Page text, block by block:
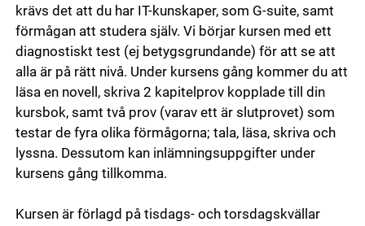
krävs det att du har IT-kunskaper, som G-suite, samt
förmågan att studera själv. Vi börjar kursen med ett
diagnostiskt test (ej betygsgrundande) för att se att
alla är på rätt nivå. Under kursens gång kommer du att
läsa en novell, skriva 2 kapitelprov kopplade till din
kursbok, samt två prov (varav ett är slutprovet) som
testar de fyra olika förmågorna; tala, läsa, skriva och
lyssna. Dessutom kan inlämningsuppgifter under
kursens gång tillkomma.
Kursen är förlagd på tisdags- och torsdagskvällar